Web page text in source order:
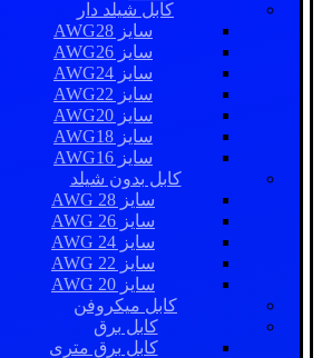
کابل شیلد دار
سایز AWG28
سایز AWG26
سایز AWG24
سایز AWG22
سایز AWG20
سایز AWG18
سایز AWG16
کابل بدون شیلد
سایز AWG 28
سایز AWG 26
سایز AWG 24
سایز AWG 22
سایز AWG 20
کابل میکروفن
کابل برق
کابل برق متری